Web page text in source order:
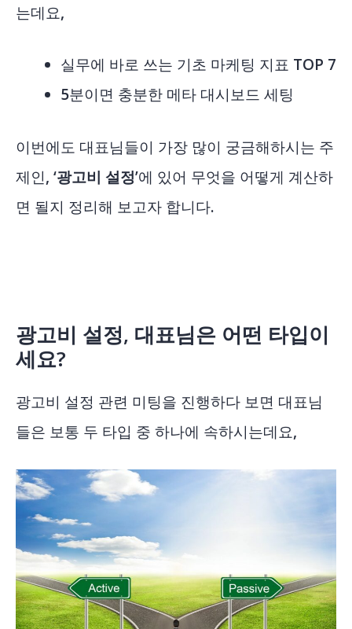
는데요,
실무에 바로 쓰는 기초 마케팅 지표 TOP 7
5분이면 충분한 메타 대시보드 세팅
이번에도 대표님들이 가장 많이 궁금해하시는 주
제인, ‘광고비 설정’에 있어 무엇을 어떻게 계산하
면 될지 정리해 보고자 합니다.
광고비 설정, 대표님은 어떤 타입이
세요?
광고비 설정 관련 미팅을 진행하다 보면 대표님
들은 보통 두 타입 중 하나에 속하시는데요,